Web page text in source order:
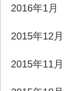
2016年1月
2015年12月
2015年11月